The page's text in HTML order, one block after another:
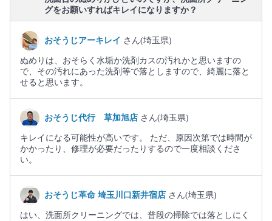
グをお願いすればキレイになりますか？
おそうじアーキレイ さん(埼玉県)
ぬめりは、おそらく水垢か洗剤カスの汚れかと思いますの
で、その汚れにあった洗剤等で落としますので、綺麗に落と
せると思います。
おそうじ代行 草加旭店 さん(埼玉県)
キレイになる可能性が高いです。 ただ、原因次第では時間が
かかったり、修理が必要だったりするので一度相談くださ
い。
おそうじ革命 埼玉川口新井宿店 さん(埼玉県)
はい、洗面所クリーニングでは、普段の掃除では落としにく